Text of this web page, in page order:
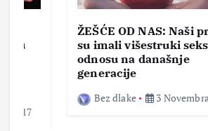
u
2017
ŽEŠĆE OD NAS: Naši
su imali višestruki
odnosu na današnje
generacije
Bez dlake 3